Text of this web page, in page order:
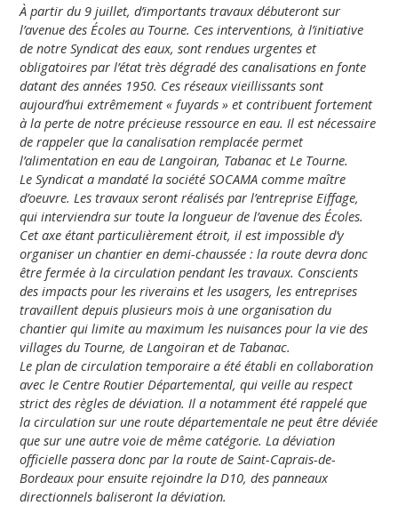
À partir du 9 juillet, d’importants travaux débuteront sur
l’avenue des Écoles au Tourne. Ces interventions, à l’initiative
de notre Syndicat des eaux, sont rendues urgentes et
obligatoirespar l’état très dégradé des canalisations en fonte
datantdes années 1950. Ces réseaux vieillissants sont
aujourd’huiextrêmement « fuyards » et contribuent fortement
à la perte denotre précieuse ressource en eau. Il est nécessaire
de rappelerque la canalisation remplacée permet
l’alimentation en eau de Langoiran, Tabanac et Le Tourne.
Le Syndicat a mandaté la société SOCAMA comme maître
d’oeuvre. Les travaux seront réalisés par l’entreprise Eiffage,
quiinterviendra sur toute la longueur de l’avenue des Écoles.
Cetaxe étant particulièrement étroit, il est impossible d’y
organiserun chantier en demi-chaussée : la route devra donc
être ferméeà la circulation pendant les travaux. Conscients
des impacts pour les riverains et les usagers, lesentreprises
travaillent depuis plusieurs mois à une organisationdu
chantier qui limite au maximum les nuisances pour la vie des
villages du Tourne, de Langoiran et de Tabanac.
Le plan de circulation temporaire a été établi en collaboration
avec le Centre Routier Départemental, qui veille au respect
strict des règles de déviation. Il a notamment été rappelé que
la circulation sur une route départementale ne peut être déviée
que sur une autre voie de même catégorie. La déviation
officiellepassera donc par la route de Saint-Caprais-de-
Bordeauxpour ensuite rejoindre la D10, des panneaux
directionnelsbaliseront la déviation.